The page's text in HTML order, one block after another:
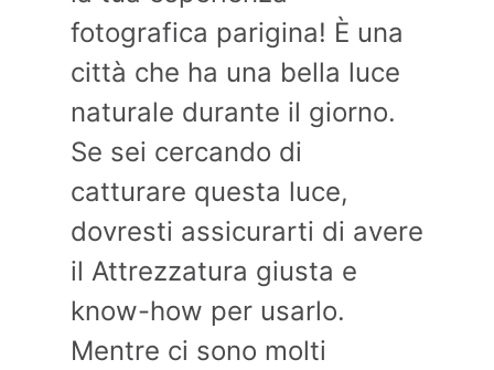
fotografica parigina! È una
città che ha una bella luce
naturale durante il giorno.
Se sei cercando di
catturare questa luce,
dovresti assicurarti di avere
il Attrezzatura giusta e
know-how per usarlo.
Mentre ci sono molti